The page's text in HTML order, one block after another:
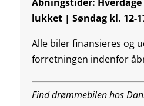
lukket | Søndag kl. 12-
Alle biler finansieres og
forretningen indenfor
Find drømmebilen hos